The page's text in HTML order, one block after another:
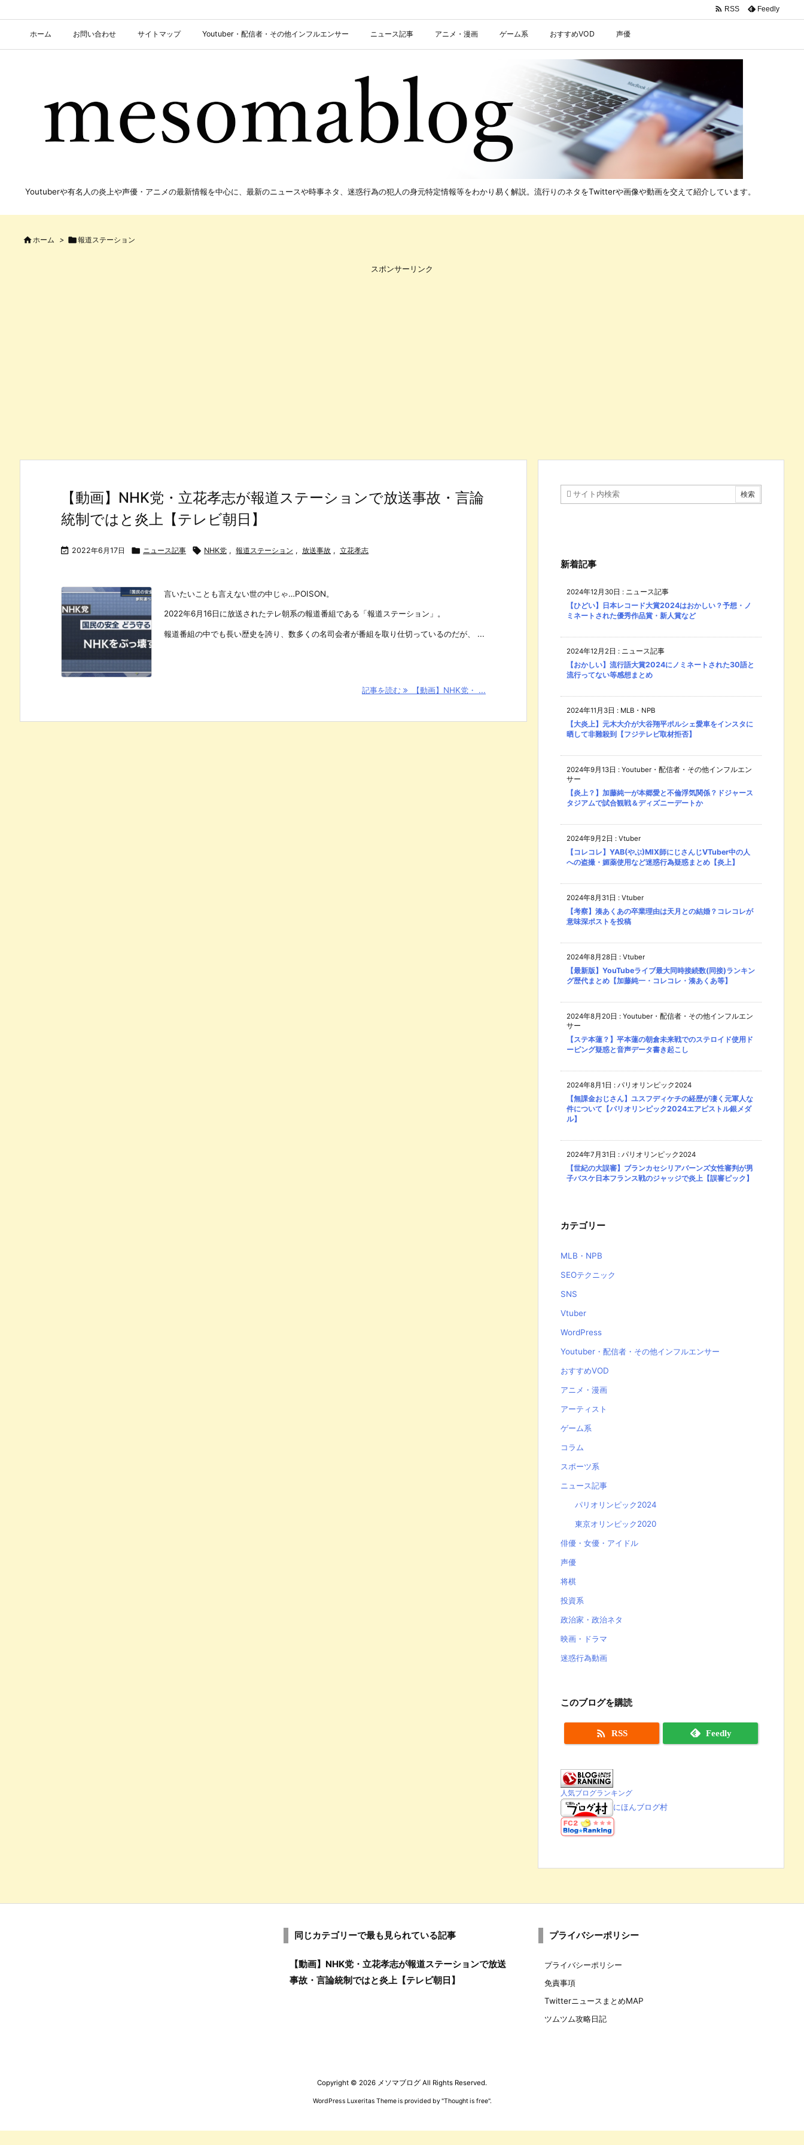
ホーム お問い合わせ サイトマップ Youtuber・配信者・その他インフルエンサー ニュース記事 アニメ・漫画 ゲーム系 おすすめVOD 声優
 RSS Feedly
Youtuberや有名人の炎上や声優・アニメの最新情報を中心に、最新のニュースや時事ネタ、迷惑行為の犯人の身元特定情報等をわかり易く解説。流行りのネタをTwitterや画像や動画を交えて紹介しています。
 ホーム > 報道ステーション
スポンサーリンク
【動画】NHK党・立花孝志が報道ステーションで放送事故・言論
統制ではと炎上【テレビ朝日】
 2022年6月17日  ニュース記事  NHK党 , 報道ステーション , 放送事故 , 立花孝志
言いたいことも言えない世の中じゃ…POISON。
2022年6月16日に放送されたテレ朝系の報道番組である「報道ステーション」。
報道番組の中でも長い歴史を誇り、数多くの名司会者が番組を取り仕切っているのだが、 ...
記事を読む 【動画】NHK党・ ...
新着記事
2024年12月30日 : ニュース記事
【ひどい】日本レコード大賞2024はおかしい？予想・ノ
ミネートされた優秀作品賞・新人賞など
2024年12月2日 : ニュース記事
【おかしい】流行語大賞2024にノミネートされた30語と
流行ってない等感想まとめ
2024年11月3日 : MLB・NPB
【大炎上】元木大介が大谷翔平ポルシェ愛車をインスタに
晒して非難殺到【フジテレビ取材拒否】
2024年9月13日 : Youtuber・配信者・その他インフルエン
サー
【炎上？】加藤純一が本郷愛と不倫浮気関係？ドジャース
タジアムで試合観戦＆ディズニーデートか
2024年9月2日 : Vtuber
【コレコレ】YAB(やぶ)MIX師にじさんじVTuber中の人
への盗撮・媚薬使用など迷惑行為疑惑まとめ【炎上】
2024年8月31日 : Vtuber
【考察】湊あくあの卒業理由は天月との結婚？コレコレが
意味深ポストを投稿
2024年8月28日 : Vtuber
【最新版】YouTubeライブ最大同時接続数(同接)ランキン
グ歴代まとめ【加藤純一・コレコレ・湊あくあ等】
2024年8月20日 : Youtuber・配信者・その他インフルエン
サー
【ステ本蓮？】平本蓮の朝倉未来戦でのステロイド使用ド
ーピング疑惑と音声データ書き起こし
2024年8月1日 : パリオリンピック2024
【無課金おじさん】ユスフディケチの経歴が凄く元軍人な
件について【パリオリンピック2024エアピストル銀メダ
ル】
2024年7月31日 : パリオリンピック2024
【世紀の大誤審】ブランカセシリアバーンズ女性審判が男
子バスケ日本フランス戦のジャッジで炎上【誤審ピック】
カテゴリー
MLB・NPB
SEOテクニック
SNS
Vtuber
WordPress
Youtuber・配信者・その他インフルエンサー
おすすめVOD
アニメ・漫画
アーティスト
ゲーム系
コラム
スポーツ系
ニュース記事
パリオリンピック2024
東京オリンピック2020
俳優・女優・アイドル
声優
将棋
投資系
政治家・政治ネタ
映画・ドラマ
迷惑行為動画
このブログを購読
 RSS Feedly
人気ブログランキング
にほんブログ村
同じカテゴリーで最も見られている記事
【動画】NHK党・立花孝志が報道ステーションで放送
事故・言論統制ではと炎上【テレビ朝日】
プライバシーポリシー
プライバシーポリシー
免責事項
TwitterニュースまとめMAP
ツムツム攻略日記
Copyright © 2026 メソマブログ All Rights Reserved.
WordPress Luxeritas Theme is provided by "Thought is free".